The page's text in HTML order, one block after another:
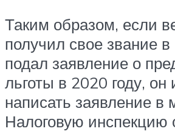
Таким образом, если
получил свое звание в
подал заявление о
льготы в 2020 году, он
написать заявление в
Налоговую инспекцию